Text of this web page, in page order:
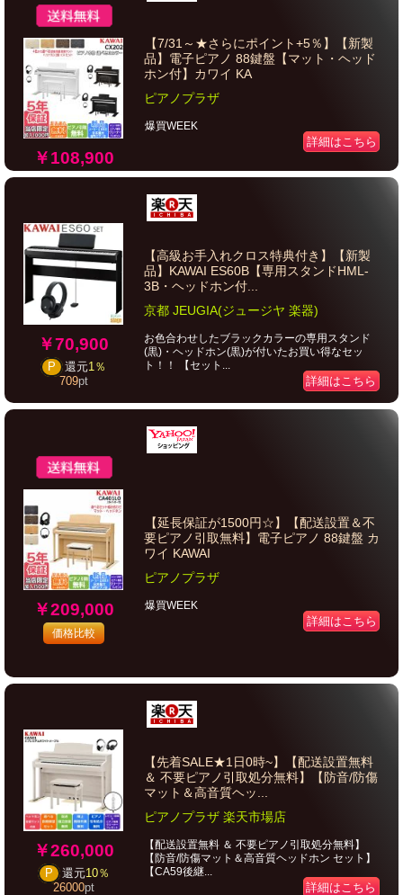
￥108,900
【7/31～★さらにポイント+5％】【新製
品】電子ピアノ 88鍵盤【マット・ヘッド
ホン付】カワイ KA
ピアノプラザ
爆買WEEK
詳細はこちら
￥70,900
P 還元1％
709pt
【高級お手入れクロス特典付き】【新製
品】KAWAI ES60B【専用スタンドHML-
3B・ヘッドホン付...
京都 JEUGIA(ジュージヤ 楽器)
お色合わせしたブラックカラーの専用スタンド
(黒)・ヘッドホン(黒)が付いたお買い得なセッ
ト！！ 【セット...
詳細はこちら
￥209,000
価格比較
【延長保証が1500円☆】【配送設置＆不
要ピアノ引取無料】電子ピアノ 88鍵盤 カ
ワイ KAWAI
ピアノプラザ
爆買WEEK
詳細はこちら
￥260,000
P 還元10％
26000pt
【先着SALE★1日0時~】【配送設置無料
＆ 不要ピアノ引取処分無料】【防音/防傷
マット＆高音質ヘッ...
ピアノプラザ 楽天市場店
【配送設置無料 ＆ 不要ピアノ引取処分無料】
【防音/防傷マット＆高音質ヘッドホン セット】
【CA59後継...
詳細はこちら